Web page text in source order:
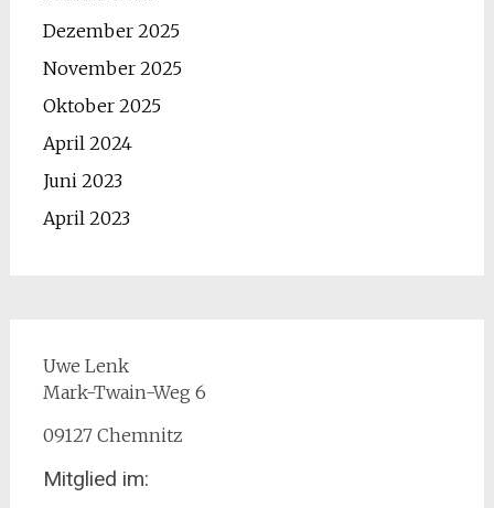
Dezember 2025
November 2025
Oktober 2025
April 2024
Juni 2023
April 2023
Uwe Lenk
Mark-Twain-Weg 6
09127 Chemnitz
Mitglied im: